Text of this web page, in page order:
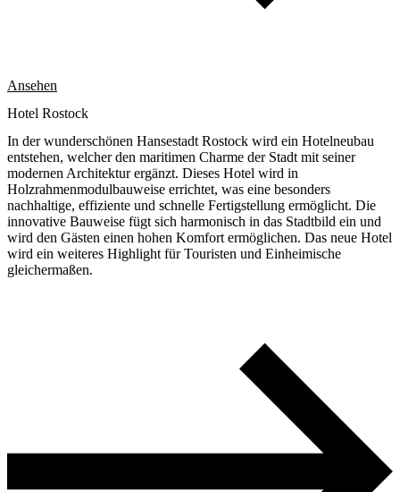
Ansehen
Hotel Rostock
In der wunderschönen Hansestadt Rostock wird ein Hotelneubau
entstehen, welcher den maritimen Charme der Stadt mit seiner
modernen Architektur ergänzt. Dieses Hotel wird in
Holzrahmenmodulbauweise errichtet, was eine besonders
nachhaltige, effiziente und schnelle Fertigstellung ermöglicht. Die
innovative Bauweise fügt sich harmonisch in das Stadtbild ein und
wird den Gästen einen hohen Komfort ermöglichen. Das neue Hotel
wird ein weiteres Highlight für Touristen und Einheimische
gleichermaßen.